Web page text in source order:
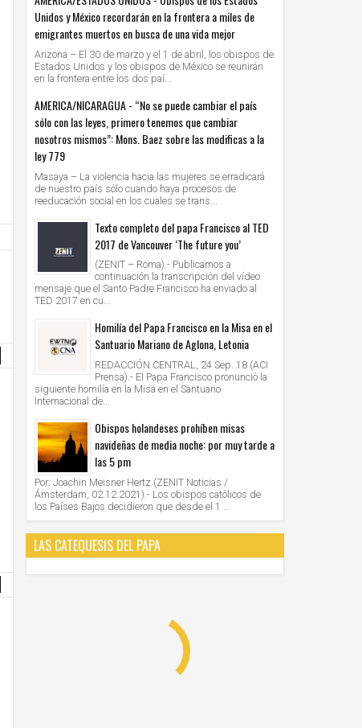
Jun
AMERICA/PERU' - Los obispos: "la Iglesia cree
en la democracia, defiende el sistema
Unknown 28/6/2021
VATICANO - Oración mariana por
organizada por las Obras
Unknown 28/6/2021
Unidos y México recordarán en la frontera a miles de
emigrantes muertos en busca de una vida mejor
Arizona – El 30 de marzo y el 1 de abril, los obispos de
Estados Unidos y los obispos de México se reunirán
en la frontera entre los dos paí...
AMERICA/NICARAGUA - “No se puede cambiar el país
sólo con las leyes, primero tenemos que cambiar
nosotros mismos”: Mons. Baez sobre las modificas a la
ley 779
Masaya – La violencia hacia las mujeres se erradicará
de nuestro país sólo cuando haya procesos de
reeducación social en los cuales se trans...
Texto completo del papa Francisco al TED
2017 de Vancouver ‘The future you’
(ZENIT – Roma).- Publicamos a
continuación la transcripción del vídeo
mensaje que el Santo Padre Francisco ha enviado al
TED 2017 en cu...
Homilía del Papa Francisco en la Misa en el
Santuario Mariano de Aglona, Letonia
REDACCIÓN CENTRAL, 24 Sep. 18 (ACI
Prensa).- El Papa Francisco pronunció la
siguiente homilía en la Misa en el Santuario
Internacional de...
Obispos holandeses prohíben misas
navideñas de media noche: por muy tarde a
las 5 pm
Por: Joachin Meisner Hertz (ZENIT Noticias /
Ámsterdam, 02.12.2021).- Los obispos católicos de
los Países Bajos decidieron que desde el 1 ...
LAS CATEQUESIS DEL PAPA